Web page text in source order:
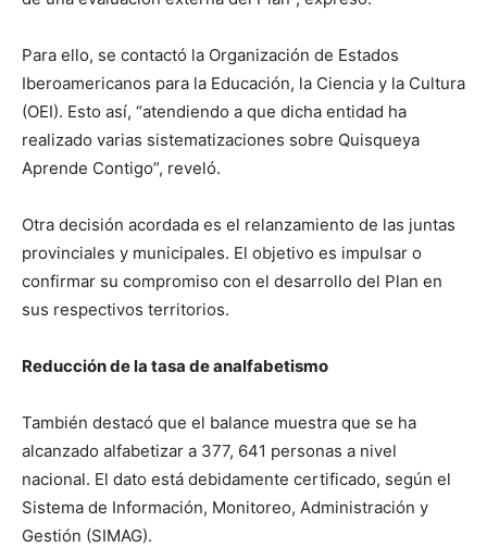
Para ello, se contactó la Organización de Estados
Iberoamericanos para la Educación, la Ciencia y la Cultura
(OEI). Esto así, “atendiendo a que dicha entidad ha
realizado varias sistematizaciones sobre Quisqueya
Aprende Contigo”, reveló.
Otra decisión acordada es el relanzamiento de las juntas
provinciales y municipales. El objetivo es impulsar o
confirmar su compromiso con el desarrollo del Plan en
sus respectivos territorios.
Reducción de la tasa de analfabetismo
También destacó que el balance muestra que se ha
alcanzado alfabetizar a 377, 641 personas a nivel
nacional. El dato está debidamente certificado, según el
Sistema de Información, Monitoreo, Administración y
Gestión (SIMAG).